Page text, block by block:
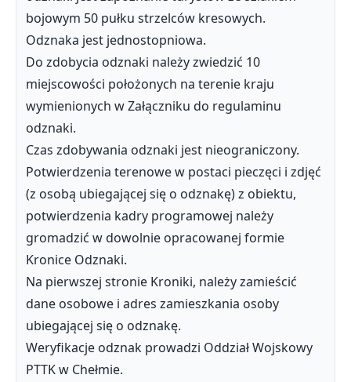
bojowym 50 pułku strzelców kresowych.
Odznaka jest jednostopniowa.
Do zdobycia odznaki należy zwiedzić 10
miejscowości położonych na terenie kraju
wymienionych w Załączniku do regulaminu
odznaki.
Czas zdobywania odznaki jest nieograniczony.
Potwierdzenia terenowe w postaci pieczęci i zdjęć
(z osobą ubiegającej się o odznakę) z obiektu,
potwierdzenia kadry programowej należy
gromadzić w dowolnie opracowanej formie
Kronice Odznaki.
Na pierwszej stronie Kroniki, należy zamieścić
dane osobowe i adres zamieszkania osoby
ubiegającej się o odznakę.
Weryfikacje odznak prowadzi Oddział Wojskowy
PTTK w Chełmie.